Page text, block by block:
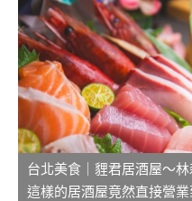
台北美食｜貍君居酒屋～
這樣的居酒屋竟然直接營